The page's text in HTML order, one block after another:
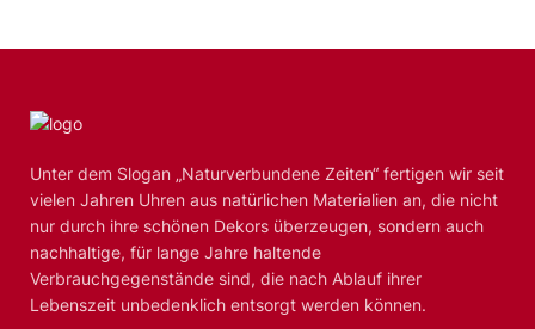
Unter dem Slogan „Naturverbundene Zeiten“ fertigen wir seit
vielen Jahren Uhren aus natürlichen Materialien an, die nicht
nur durch ihre schönen Dekors überzeugen, sondern auch
nachhaltige, für lange Jahre haltende
Verbrauchgegenstände sind, die nach Ablauf ihrer
Lebenszeit unbedenklich entsorgt werden können.